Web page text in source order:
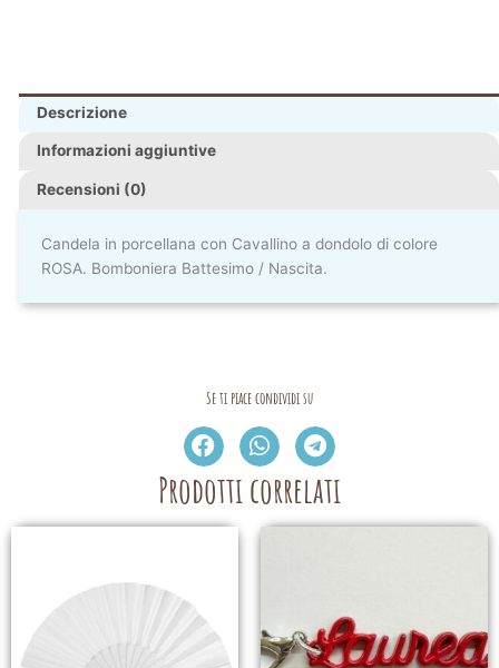
Descrizione
Informazioni aggiuntive
Recensioni (0)
Candela in porcellana con Cavallino a dondolo di colore
ROSA. Bomboniera Battesimo / Nascita.
Se ti piace condividi su
Prodotti correlati